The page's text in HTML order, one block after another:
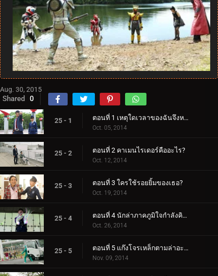
Aug. 30, 2015
Shared 0
25 - 1 ตอนที่ 1 เหตุใดเวลาของฉันจึงหยุดลง?
Oct. 05, 2014
25 - 2 ตอนที่ 2 คาเมนไรเดอร์คืออะไร?
Oct. 12, 2014
25 - 3 ตอนที่ 3 ใครใช้รอยยิ้มของเธอ?
Oct. 19, 2014
25 - 4 ตอนที่ 4 นักล่าภาคภูมิใจกำลังคิดอะไรอยู่?
Oct. 26, 2014
25 - 5 ตอนที่ 5 แก๊งโจรเหล็กตามล่าอะไร?
Nov. 09, 2014